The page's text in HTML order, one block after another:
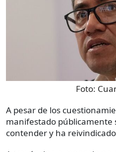
Foto:
A pesar de los
manifestado públicamente
contender y ha